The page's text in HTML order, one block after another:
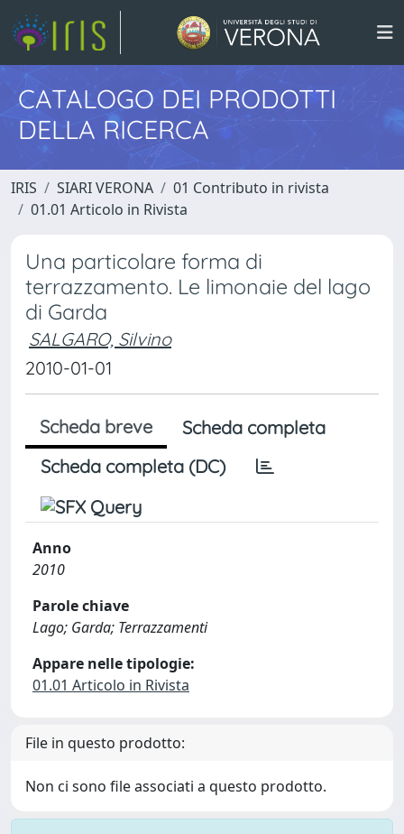
CATALOGO DEI PRODOTTI
DELLA RICERCA
IRIS SIARI VERONA
01 Contributo in rivista
01.01 Articolo in Rivista
Una particolare forma di
terrazzamento. Le limonaie del lago
di Garda
SALGARO, Silvino
2010-01-01
Scheda breve
Scheda completa
Scheda completa (DC)
Anno
2010
Parole chiave
Lago; Garda; Terrazzamenti
Appare nelle tipologie:
01.01 Articolo in Rivista
File in questo prodotto:
Non ci sono file associati a questo prodotto.